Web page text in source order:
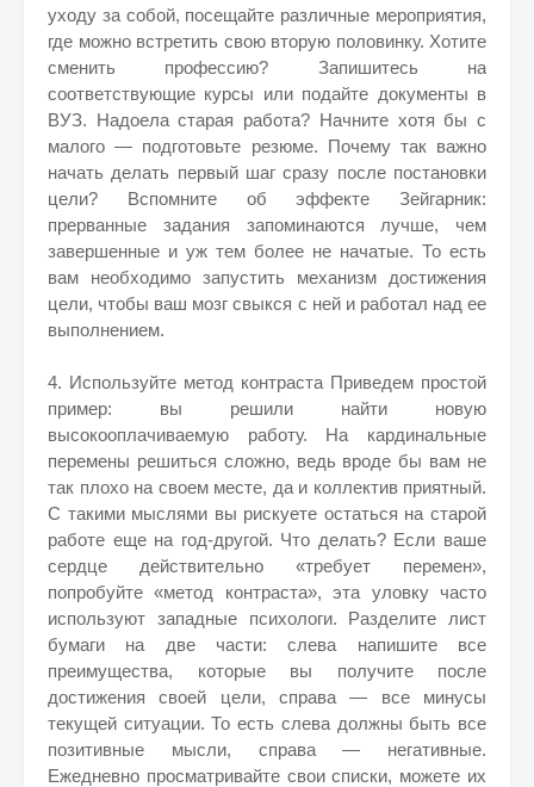
уходу за собой, посещайте различные мероприятия,
где можно встретить свою вторую половинку. Хотите
сменить профессию? Запишитесь на
соответствующие курсы или подайте документы в
ВУЗ. Надоела старая работа? Начните хотя бы с
малого — подготовьте резюме. Почему так важно
начать делать первый шаг сразу после постановки
цели? Вспомните об эффекте Зейгарник:
прерванные задания запоминаются лучше, чем
завершенные и уж тем более не начатые. То есть
вам необходимо запустить механизм достижения
цели, чтобы ваш мозг свыкся с ней и работал над ее
выполнением.
4. Используйте метод контраста Приведем простой
пример: вы решили найти новую
высокооплачиваемую работу. На кардинальные
перемены решиться сложно, ведь вроде бы вам не
так плохо на своем месте, да и коллектив приятный.
С такими мыслями вы рискуете остаться на старой
работе еще на год-другой. Что делать? Если ваше
сердце действительно «требует перемен»,
попробуйте «метод контраста», эта уловку часто
используют западные психологи. Разделите лист
бумаги на две части: слева напишите все
преимущества, которые вы получите после
достижения своей цели, справа — все минусы
текущей ситуации. То есть слева должны быть все
позитивные мысли, справа — негативные.
Ежедневно просматривайте свои списки, можете их